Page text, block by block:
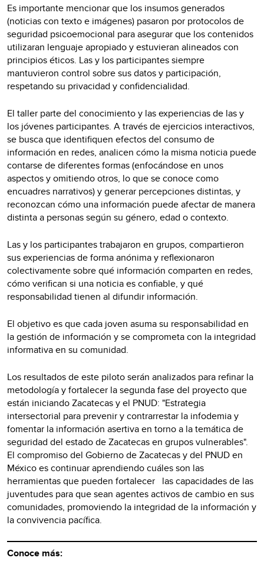
Es importante mencionar que los insumos generados
(noticias con texto e imágenes) pasaron por protocolos de
seguridad psicoemocional para asegurar que los contenidos
utilizaran lenguaje apropiado y estuvieran alineados con
principios éticos. Las y los participantes siempre
mantuvieron control sobre sus datos y participación,
respetando su privacidad y confidencialidad.
El taller parte del conocimiento y las experiencias de las y
los jóvenes participantes. A través de ejercicios interactivos,
se busca que identifiquen efectos del consumo de
información en redes, analicen cómo la misma noticia puede
contarse de diferentes formas (enfocándose en unos
aspectos y omitiendo otros, lo que se conoce como
encuadres narrativos) y generar percepciones distintas, y
reconozcan cómo una información puede afectar de manera
distinta a personas según su género, edad o contexto.
Las y los participantes trabajaron en grupos, compartieron
sus experiencias de forma anónima y reflexionaron
colectivamente sobre qué información comparten en redes,
cómo verifican si una noticia es confiable, y qué
responsabilidad tienen al difundir información.
El objetivo es que cada joven asuma su responsabilidad en
la gestión de información y se comprometa con la integridad
informativa en su comunidad.
Los resultados de este piloto serán analizados para refinar la
metodología y fortalecer la segunda fase del proyecto que
están iniciando Zacatecas y el PNUD: "Estrategia
intersectorial para prevenir y contrarrestar la infodemia y
fomentar la información asertiva en torno a la temática de
seguridad del estado de Zacatecas en grupos vulnerables".
El compromiso del Gobierno de Zacatecas y del PNUD en
México es continuar aprendiendo cuáles son las
herramientas que pueden fortalecer las capacidades de las
juventudes para que sean agentes activos de cambio en sus
comunidades, promoviendo la integridad de la información y
la convivencia pacífica.
Conoce más: